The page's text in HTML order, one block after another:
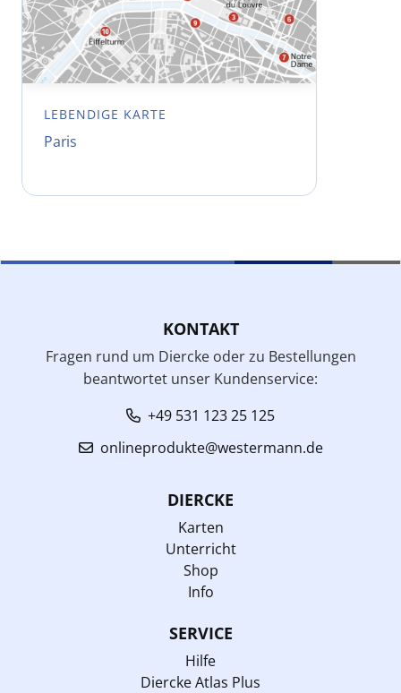
LEBENDIGE KARTE
Paris
KONTAKT
Fragen rund um Diercke oder zu Bestellungen
beantwortet unser Kundenservice:
+49 531 123 25 125
onlineprodukte@westermann.de
DIERCKE
Karten
Unterricht
Shop
Info
SERVICE
Hilfe
Diercke Atlas Plus